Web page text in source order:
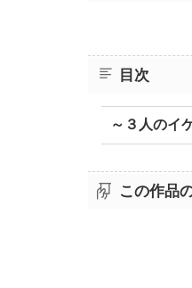
目次
～３人のイ
この作品